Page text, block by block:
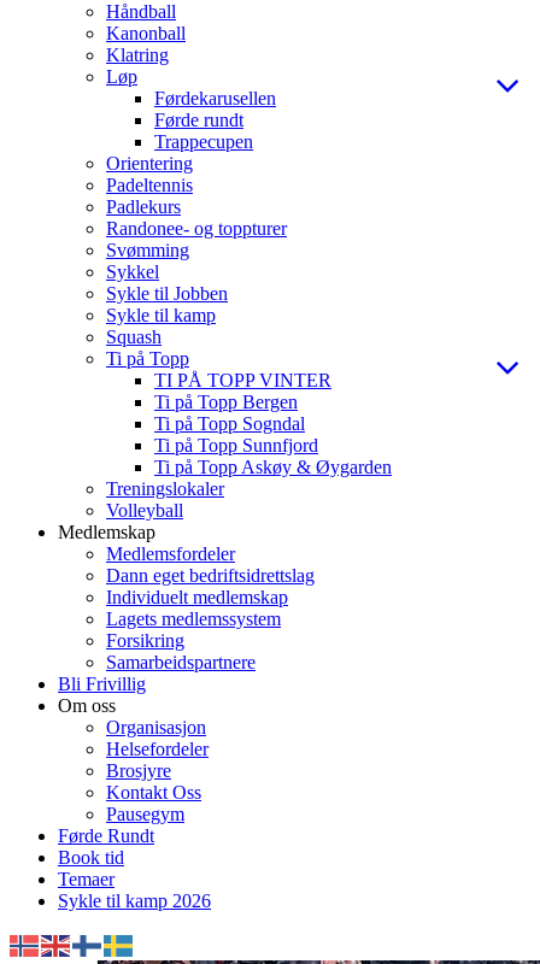
Håndball
Kanonball
Klatring
Løp
Førdekarusellen
Førde rundt
Trappecupen
Orientering
Padeltennis
Padlekurs
Randonee- og toppturer
Svømming
Sykkel
Sykle til Jobben
Sykle til kamp
Squash
Ti på Topp
TI PÅ TOPP VINTER
Ti på Topp Bergen
Ti på Topp Sogndal
Ti på Topp Sunnfjord
Ti på Topp Askøy & Øygarden
Treningslokaler
Volleyball
Medlemskap
Medlemsfordeler
Dann eget bedriftsidrettslag
Individuelt medlemskap
Lagets medlemssystem
Forsikring
Samarbeidspartnere
Bli Frivillig
Om oss
Organisasjon
Helsefordeler
Brosjyre
Kontakt Oss
Pausegym
Førde Rundt
Book tid
Temaer
Sykle til kamp 2026